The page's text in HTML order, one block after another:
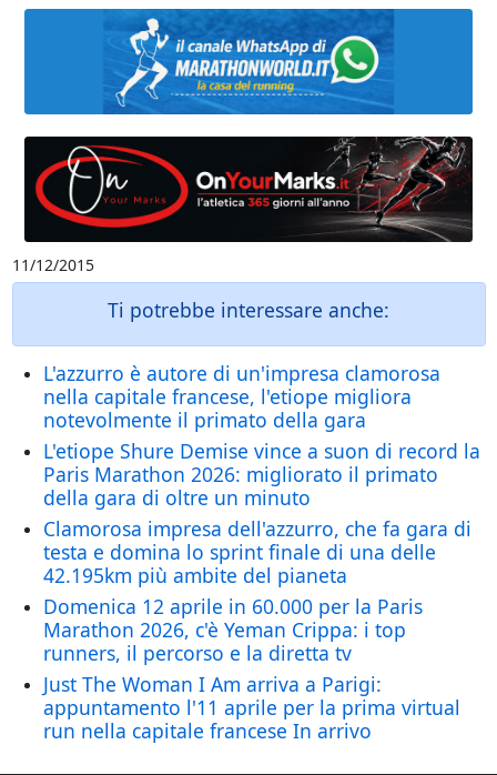
11/12/2015
Ti potrebbe interessare anche:
L'azzurro è autore di un'impresa clamorosa
nella capitale francese, l'etiope migliora
notevolmente il primato della gara
L'etiope Shure Demise vince a suon di record la
Paris Marathon 2026: migliorato il primato
della gara di oltre un minuto
Clamorosa impresa dell'azzurro, che fa gara di
testa e domina lo sprint finale di una delle
42.195km più ambite del pianeta
Domenica 12 aprile in 60.000 per la Paris
Marathon 2026, c'è Yeman Crippa: i top
runners, il percorso e la diretta tv
Just The Woman I Am arriva a Parigi:
appuntamento l'11 aprile per la prima virtual
run nella capitale francese In arrivo